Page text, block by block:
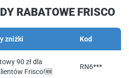
RABATOWE FRISCO
zniżki Kod
90 zł dla
Frisco!🆕
RN6***